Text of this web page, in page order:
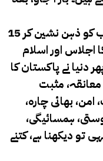
15 اور 16 اکتوبر 2024 کے تاریخی دن سب کو ذہن نشین کر
اجلاس اور اسلام
دنیا نے پاکستان کا
مثبت
امن، بھائی چارہ،
ہمسائیگی،
تو دیکھنا ہے، کتنے